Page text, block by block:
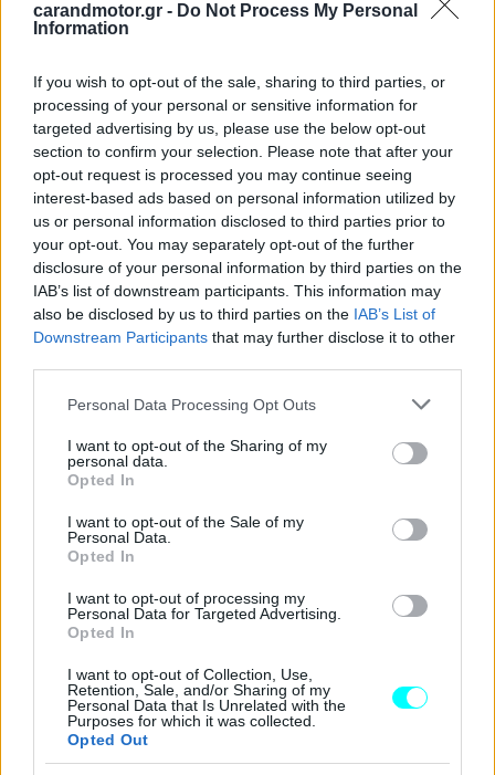
carandmotor.gr - Do Not Process My Personal
Information
If you wish to opt-out of the sale, sharing to third parties, or
processing of your personal or sensitive information for
targeted advertising by us, please use the below opt-out
section to confirm your selection. Please note that after your
opt-out request is processed you may continue seeing
interest-based ads based on personal information utilized by
us or personal information disclosed to third parties prior to
your opt-out. You may separately opt-out of the further
disclosure of your personal information by third parties on the
IAB’s list of downstream participants. This information may
also be disclosed by us to third parties on the IAB’s List of
Downstream Participants that may further disclose it to other
Please note that this website/app uses one or more Google
not limited to your visit or usage behaviour. You may click to
grant or deny consent to Google and its third-party tags to
use your data for below specified purposes in below Google
consent section.
Personal Data Processing Opt Outs
I want to opt-out of the Sharing of my
personal data.
Opted In
I want to opt-out of the Sale of my
Personal Data.
Opted In
I want to opt-out of processing my
Personal Data for Targeted Advertising.
Opted In
I want to opt-out of Collection, Use,
Retention, Sale, and/or Sharing of my
Personal Data that Is Unrelated with the
Purposes for which it was collected.
Opted Out
Δείτε επίσης